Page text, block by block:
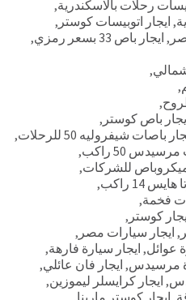
رحلات بالاسكندرية,
, ايجار اتوبيسات كوستر ,
, ايجار باص 33 بسعر رمزي
,
,
,
,
باص كوستر ,
باصات شيفروليه 50 للرحلات
,
50 راكب
,
للشركات,
14 راكب
,
فخمة,
كوستر ,
, ايجار سيارات مصر ,
عوائل, ايجار سيارة فارهة,
مرسيدس, ايجار فان عائلي,
, ايجار كرايسلر ليموزين,
, ايجار كوستر مارينا,